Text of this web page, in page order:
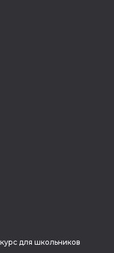
для школьников